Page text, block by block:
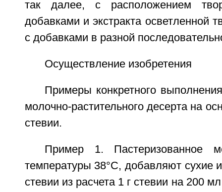
так далее, с расположением
добавками и экстракта осветленной
с добавками в разной
Осуществление изобретения
Примеры конкретного
молочно-растительного десерта на
стевии.
Пример 1. Пастеризованное
температуры 38°С, добавляют сухие
стевии из расчета 1 г стевии на 200